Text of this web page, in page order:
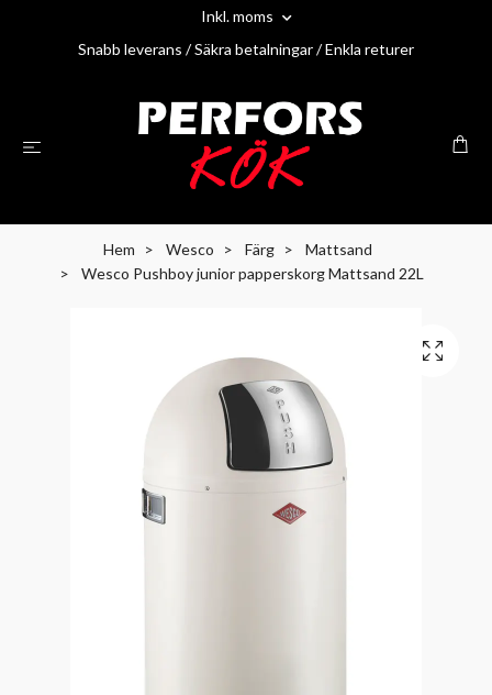
Inkl. moms
Snabb leverans / Säkra betalningar / Enkla returer
Hem Wesco Färg
Mattsand
Wesco Pushboy junior papperskorg Mattsand 22L